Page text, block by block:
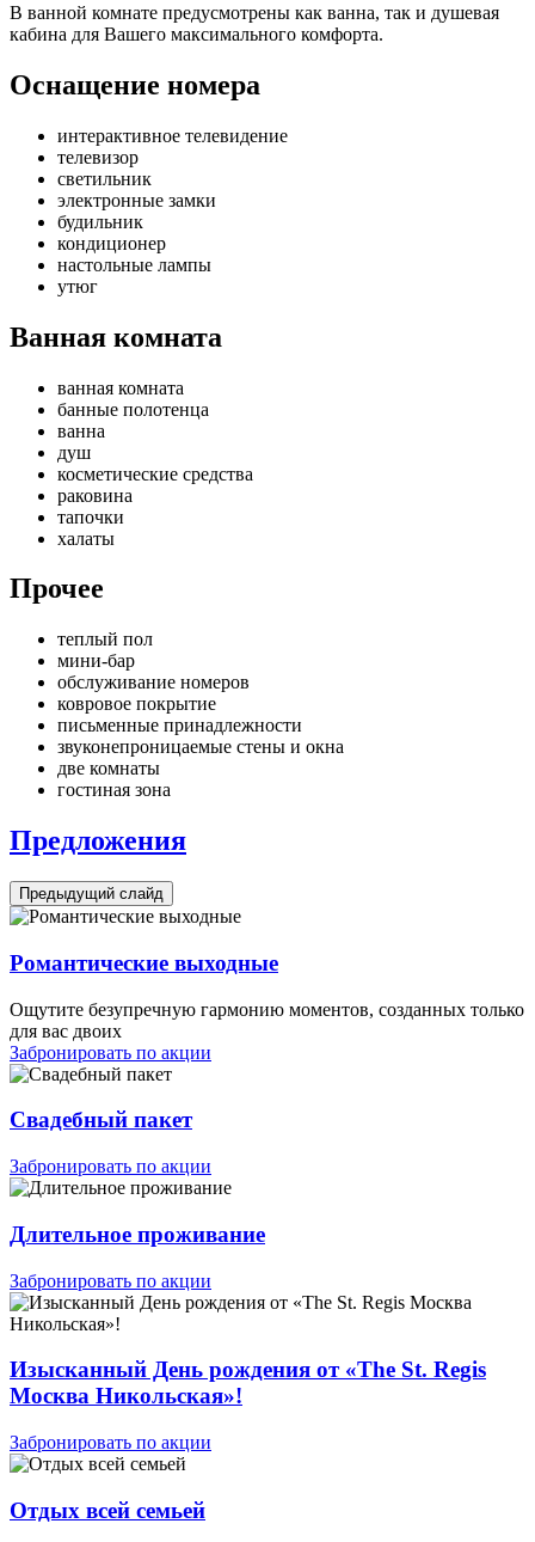
В ванной комнате предусмотрены как ванна, так и душевая
кабина для Вашего максимального комфорта.
Оснащение номера
интерактивное телевидение
телевизор
светильник
электронные замки
будильник
кондиционер
настольные лампы
утюг
Ванная комната
ванная комната
банные полотенца
ванна
душ
косметические средства
раковина
тапочки
халаты
Прочее
теплый пол
мини-бар
обслуживание номеров
ковровое покрытие
письменные принадлежности
звуконепроницаемые стены и окна
две комнаты
гостиная зона
Предложения
Предыдущий слайд
Романтические выходные
Ощутите безупречную гармонию моментов, созданных только
для вас двоих
Забронировать по акции
Свадебный пакет
Забронировать по акции
Длительное проживание
Забронировать по акции
Изысканный День рождения от «The St. Regis
Москва Никольская»!
Забронировать по акции
Отдых всей семьей